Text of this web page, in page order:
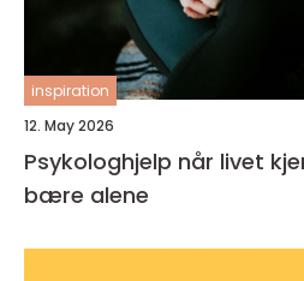
inspiration
12. May 2026
Psykologhjelp når livet kjennes for tungt å
bære alene